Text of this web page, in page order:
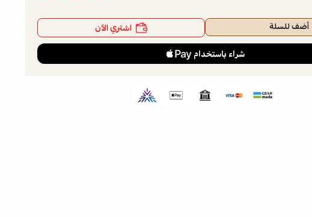
أضف للسلة اشتري الآن